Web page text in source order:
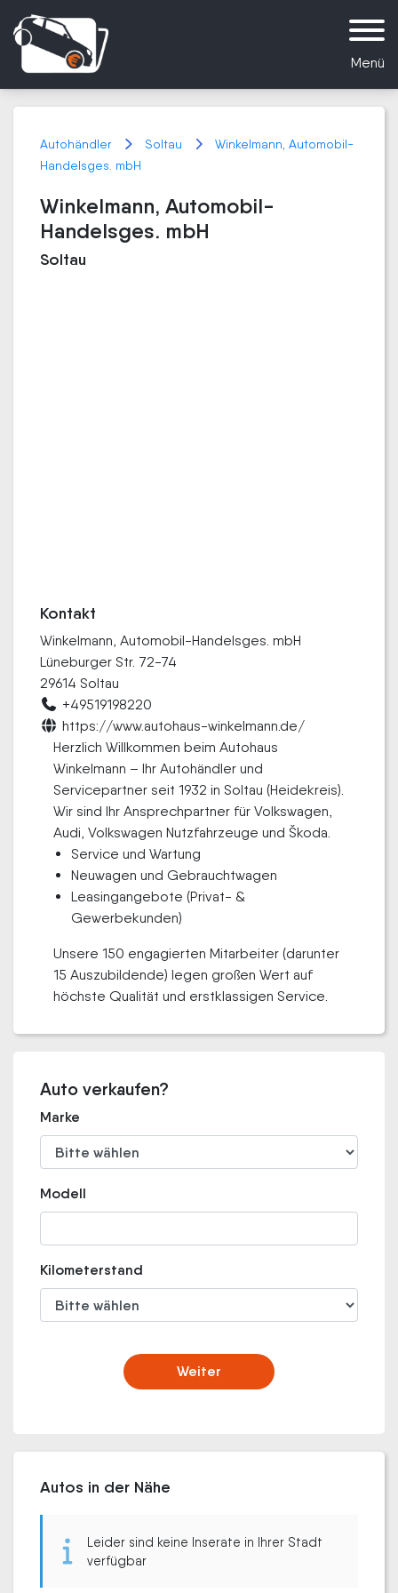
Menü
Autohändler Soltau
Winkelmann, Automobil-
Handelsges. mbH
Winkelmann, Automobil-
Handelsges. mbH
Soltau
Kontakt
Winkelmann, Automobil-Handelsges. mbH
Lüneburger Str. 72-74
29614 Soltau
+49519198220
https://www.autohaus-winkelmann.de/
Herzlich Willkommen beim Autohaus
Winkelmann – Ihr Autohändler und
Servicepartner seit 1932 in Soltau (Heidekreis).
Wir sind Ihr Ansprechpartner für Volkswagen,
Audi, Volkswagen Nutzfahrzeuge und Škoda.
Service und Wartung
Neuwagen und Gebrauchtwagen
Leasingangebote (Privat- &
Gewerbekunden)
Unsere 150 engagierten Mitarbeiter (darunter
15 Auszubildende) legen großen Wert auf
höchste Qualität und erstklassigen Service.
Auto verkaufen?
Marke
Modell
Kilometerstand
Weiter
Autos in der Nähe
Leider sind keine Inserate in Ihrer Stadt
verfügbar